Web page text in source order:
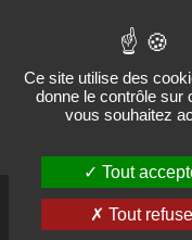
BUREAU D'ÉTUDES
DE LA
L'Iram inscrit son action
moins inégalitaire en
compétences,
Iram, Institut de recherche
- Paris+33 1 44 08
Ce site utilise des
donne le contrôle sur
vous souhaitez
Tout
Tout